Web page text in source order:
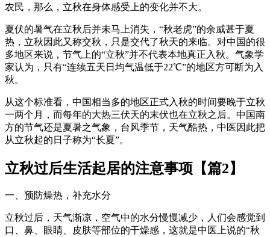
农民，那么，立秋在身体感受上的变化并不大。
夏伏的暑气在立秋后并未马上消失，“秋老虎”的余威甚于夏
热，立秋因此又称交秋，只是交代了秋天的来临。对中国的很
多地区来说，节气上的“立秋”并不代表本地真正入秋。气象学
家认为，只有“连续五天日均气温低于22℃”的地区方可断为入
秋。
从这个标准看，中国相当多的地区正式入秋的时间要晚于立秋
一两个月，而每年的大热三伏天的末伏也在立秋之后。中国南
方的节气还是夏暑之气象，台风季节，天气酷热，中医因此把
从立秋起的日子称为“长夏”。
立秋过后生活起居的注意事项【篇2】
一、预防燥热，补充水分
立秋过后，天气渐凉，空气中的水分慢慢减少，人们会感觉到
口、鼻、眼睛、皮肤等部位的干燥感，这就是中医上说的“秋